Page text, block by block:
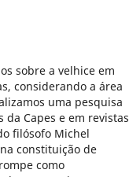
sobre a velhice em
considerando a área
uma pesquisa
Capes e em revistas
filósofo Michel
constituição de
como